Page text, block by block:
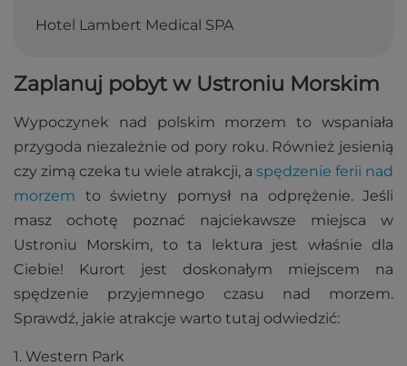
Hotel Lambert Medical SPA
Zaplanuj pobyt w Ustroniu Morskim
Wypoczynek nad polskim morzem to wspaniała
przygoda niezależnie od pory roku. Również jesienią
czy zimą czeka tu wiele atrakcji, a spędzenie ferii nad
morzem to świetny pomysł na odprężenie. Jeśli
masz ochotę poznać najciekawsze miejsca w
Ustroniu Morskim, to ta lektura jest właśnie dla
Ciebie! Kurort jest doskonałym miejscem na
spędzenie przyjemnego czasu nad morzem.
Sprawdź, jakie atrakcje warto tutaj odwiedzić:
1. Western Park